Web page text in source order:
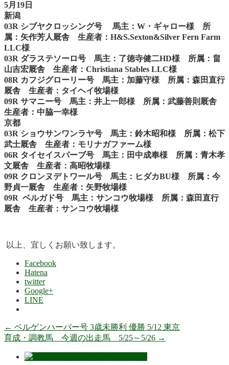
5月19日
新潟
03R シブヤクロッシング号 馬主：W・ギャロー様 所
属：矢作芳人厩舎 生産者：H&S.Sexton&Silver Fern Farm
LLC様
03R ダラステソーロ号 馬主：了徳寺健二HD様 所属：畠
山吉宏厩舎 生産者：Christiana Stables LLC様
08R カフジグローリー号 馬主：加藤守様 所属：森田直行
厩舎 生産者：タイヘイ牧場様
09R サマニー号 馬主：井上一郎様 所属：武藤善則厩舎
生産者：中脇一幸様
京都
03R ショウサンワンラヤ号 馬主：鈴木昭和様 所属：松下
武士厩舎 生産者：モリナガファーム様
06R タイセイスパーブ号 馬主：田中成奉様 所属：青木孝
文厩舎 生産者：高昭牧場様
09R クロンヌデトワール号 馬主：ヒダカBU様 所属：今
野貞一厩舎 生産者：矢野牧場様
09R ベルガド号 馬主：サンコウ牧場様 所属：森田直行
厩舎 生産者：サンコウ牧場様
以上、宜しくお願い致します。
Facebook
Hatena
twitter
Google+
LINE
← ベルゲンハーバー号 3歳未勝利 優勝 5/12 東京
育成・調教馬 今週の出走馬 5/25～5/26 →